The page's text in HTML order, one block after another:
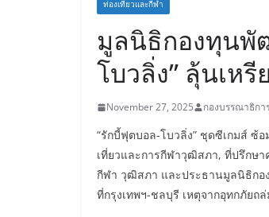
ท่องเที่ยวและกีฬา
มูลนิธิกองทุนพั
โบวลิ่ง” ลุ้นเห
November 27, 2025 กองบรรณาธิกา
“รักบี้ฟุตบอล-โบวลิ่ง” ชุดซีเกมส์
เที่ยวและการกีฬาวุฒิสภา, ที่ปรึกษ
กีฬา วุฒิสภา และประธานมูลนิธิกอ
ที่กรุงเทพฯ-ชลบุรี เหตุจากอุทกภัยถ